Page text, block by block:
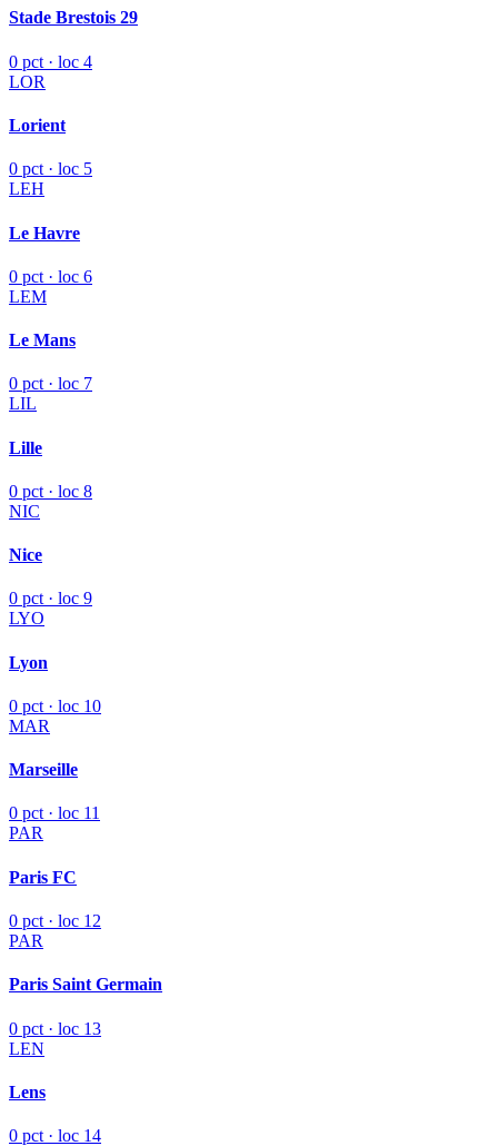
Stade Brestois 29
0 pct · loc 4
LOR
Lorient
0 pct · loc 5
LEH
Le Havre
0 pct · loc 6
LEM
Le Mans
0 pct · loc 7
LIL
Lille
0 pct · loc 8
NIC
Nice
0 pct · loc 9
LYO
Lyon
0 pct · loc 10
MAR
Marseille
0 pct · loc 11
PAR
Paris FC
0 pct · loc 12
PAR
Paris Saint Germain
0 pct · loc 13
LEN
Lens
0 pct · loc 14